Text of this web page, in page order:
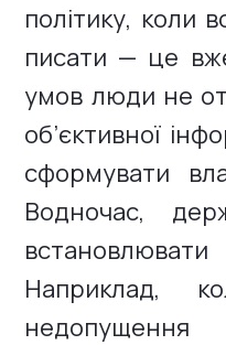
політику, коли
писати — це
умов люди не
об’єктивної
сформувати
Водночас,
Наприклад,